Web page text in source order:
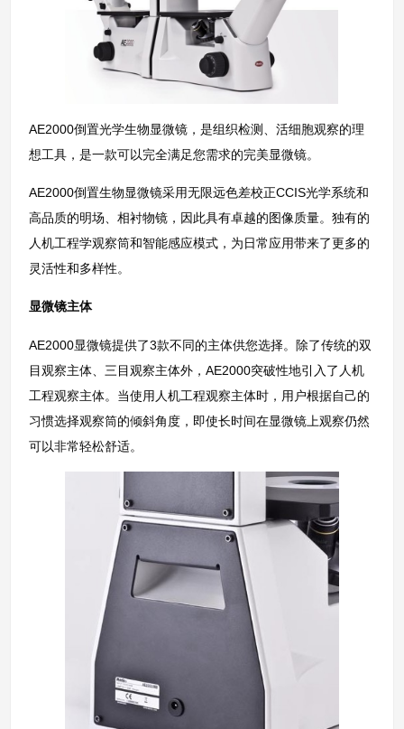
AE2000倒置光学生物显微镜，是组织检测、活细胞观察的理
想工具，是一款可以完全满足您需求的完美显微镜。
AE2000倒置生物显微镜采用无限远色差校正CCIS光学系统和
高品质的明场、相衬物镜，因此具有卓越的图像质量。独有的
人机工程学观察筒和智能感应模式，为日常应用带来了更多的
灵活性和多样性。
显微镜主体
AE2000显微镜提供了3款不同的主体供您选择。除了传统的双
目观察主体、三目观察主体外，AE2000突破性地引入了人机
工程观察主体。当使用人机工程观察主体时，用户根据自己的
习惯选择观察筒的倾斜角度，即使长时间在显微镜上观察仍然
可以非常轻松舒适。